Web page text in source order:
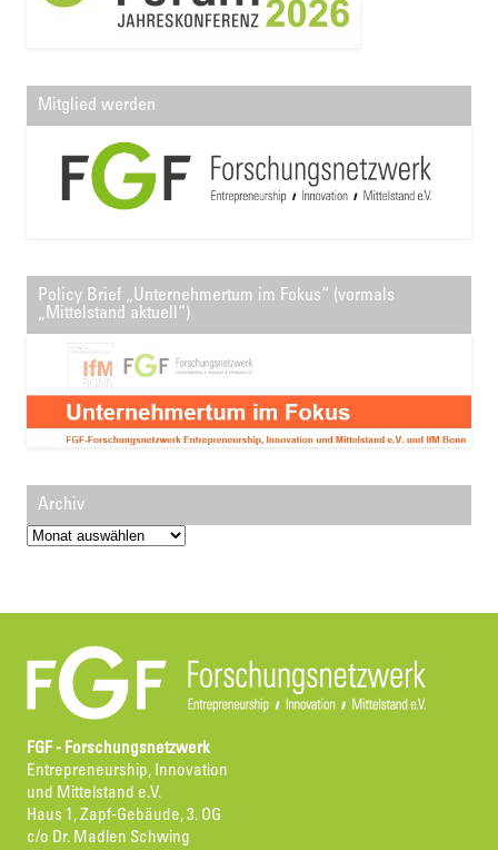
Mitglied werden
Policy Brief „Unternehmertum im Fokus“ (vormals
„Mittelstand aktuell“)
Archiv
Archiv
FGF - Forschungsnetzwerk
Entrepreneurship, Innovation
und Mittelstand e.V.
Haus 1, Zapf-Gebäude, 3. OG
c/o Dr. Madlen Schwing